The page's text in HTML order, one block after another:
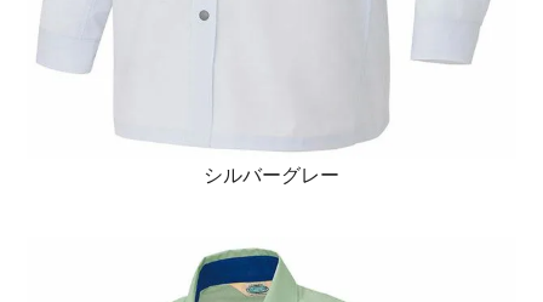
シルバーグレー